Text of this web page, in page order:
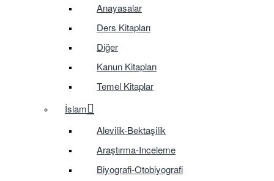
Anayasalar
Ders Kitapları
Diğer
Kanun Kitapları
Temel Kitaplar
İslam
Alevilik-Bektaşilik
Araştırma-Inceleme
Biyografi-Otobiyografi